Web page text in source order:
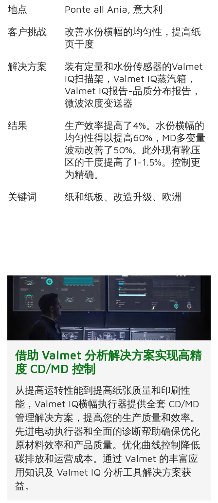
地点
Ponte all Ania, 意大利
客户挑战
改善水份横幅的均匀性，提高纸
页干度
解决方案
装有定量和水份传感器的Valmet
IQ扫描架，Valmet IQ蒸汽箱，
Valmet IQ报告-品质分布报告，
微波浓度变送器
结果
生产效率提高了4%。水份横幅的
均匀性得以提高60%，MD多变量
波动改善了50%。此外现有靴压
区的干度提高了1-1.5%。控制更
为精确。
关键词
纸和纸板、改造升级、欧洲
借助 Valmet 分析解决方案实现高精
度 CD/MD 控制
从提高运转性能到提高纸张质量和印刷性
能，Valmet IQ横幅执行器提供全套 CD/MD
管理解决方案，提高您的生产质量和效率。
先进电动执行器和全面的诊断帮助确保优化
原材料效率和产品质量。优化曲线控制降低
碳排放和运营成本。通过 Valmet 的丰富应
用知识及 Valmet IQ 分析工具解决方案获
益。